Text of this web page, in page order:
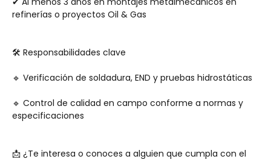
refinerías o proyectos Oil & Gas
🛠️ Responsabilidades clave
🔹 Verificación de soldadura, END y pruebas hidrostáticas
🔹 Control de calidad en campo conforme a normas y
especificaciones
📩 ¿Te interesa o conoces a alguien que cumpla con el